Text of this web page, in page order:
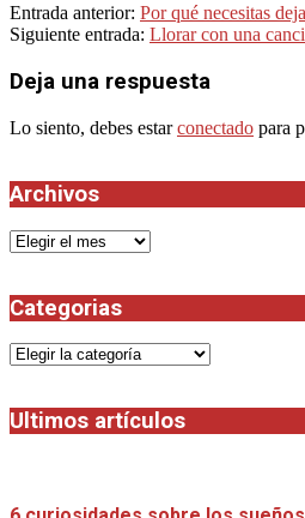
2022-
11-
Entrada anterior: Por qué necesitas
Siguiente entrada: Llorar con una
Deja una respuesta
Lo siento, debes estarconectado para
Archivos
Archivos
Categorias
Categorias
Ultimos artículos